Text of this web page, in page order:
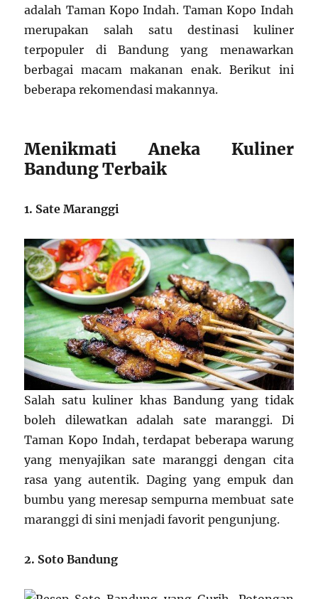
adalah Taman Kopo Indah. Taman Kopo Indah
merupakan salah satu destinasi kuliner
terpopuler di Bandung yang menawarkan
berbagai macam makanan enak. Berikut ini
beberapa rekomendasi makannya.
Menikmati Aneka Kuliner
Bandung Terbaik
1. Sate Maranggi
Salah satu kuliner khas Bandung yang tidak
boleh dilewatkan adalah sate maranggi. Di
Taman Kopo Indah, terdapat beberapa warung
yang menyajikan sate maranggi dengan cita
rasa yang autentik. Daging yang empuk dan
bumbu yang meresap sempurna membuat sate
maranggi di sini menjadi favorit pengunjung.
2. Soto Bandung